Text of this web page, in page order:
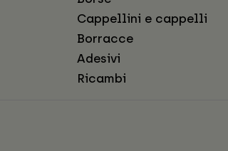
Cappellini e cappelli
Borracce
Adesivi
Ricambi